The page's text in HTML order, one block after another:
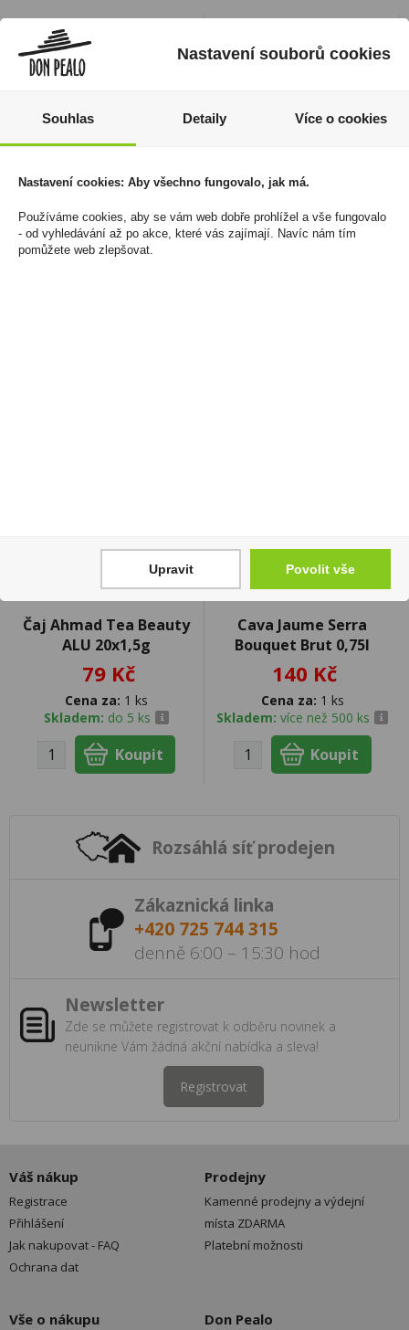
Velo Original
Strawberry Ice
10,9mg/sáček
Tabák cigaretový Aska
Volume 30g
Čaj Ahmad Tea Beauty
ALU 20x1,5g
79 Kč
Cena za: 1 ks
Skladem: do 5 ks
Cava Jaume Serra
Bouquet Brut 0,75l
140 Kč
Cena za: 1 ks
Skladem: více než 500 ks
Rozsáhlá síť prodejen
Zákaznická linka
+420 725 744 315
denně 6:00 – 15:30 hod
Newsletter
Zde se můžete registrovat k odběru novinek a
neunikne Vám žádná akční nabídka a sleva!
Registrovat
Váš nákup
Registrace
Přihlášení
Jak nakupovat - FAQ
Ochrana dat
Prodejny
Kamenné prodejny a výdejní
místa ZDARMA
Platební možnosti
Vše o nákupu Don Pealo
Nastavení souborů cookies
Souhlas Detaily Více o cookies
Nastavení cookies: Aby všechno fungovalo, jak má.
Používáme cookies, aby se vám web dobře prohlížel a vše fungovalo
- od vyhledávání až po akce, které vás zajímají. Navíc nám tím
pomůžete web zlepšovat.
Upravit Povolit vše